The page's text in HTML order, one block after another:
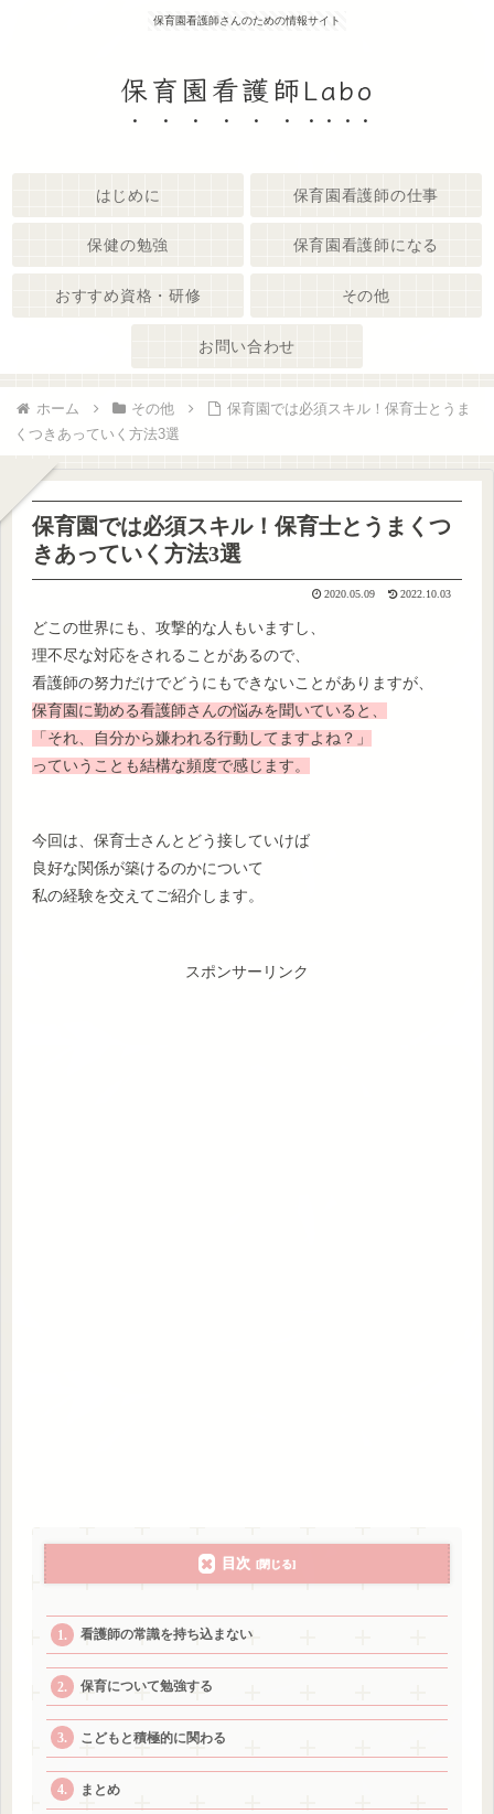
保育園看護師さんのための情報サイト
保育園看護師Labo
はじめに 保育園看護師の仕事
保健の勉強 保育園看護師になる
おすすめ資格・研修 その他
お問い合わせ
ホーム その他
保育園では必須スキル！保育士とうま
くつきあっていく方法3選
保育園では必須スキル！保育士とうまくつ
きあっていく方法3選
2020.05.09 2022.10.03
どこの世界にも、攻撃的な人もいますし、
理不尽な対応をされることがあるので、
看護師の努力だけでどうにもできないことがありますが、
保育園に勤める看護師さんの悩みを聞いていると、
「それ、自分から嫌われる行動してますよね？」
っていうことも結構な頻度で感じます。
今回は、保育士さんとどう接していけば
良好な関係が築けるのかについて
私の経験を交えてご紹介します。
スポンサーリンク
目次
看護師の常識を持ち込まない
保育について勉強する
こどもと積極的に関わる
まとめ